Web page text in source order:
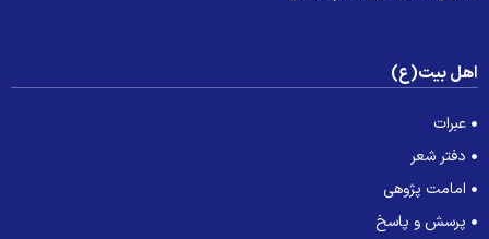
بیت(ع)
عبرات
دفتر شعر
امامت پژوهی
پرسش و پاسخ